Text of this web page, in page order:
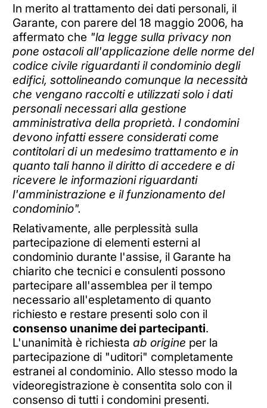
In merito al trattamento dei dati personali, il
Garante, con parere del 18 maggio 2006, ha
affermato che "la legge sulla privacy non
pone ostacoli all'applicazione delle norme del
codice civile riguardanti il condominio degli
edifici, sottolineando comunque la necessità
che vengano raccolti e utilizzati solo i dati
personali necessari alla gestione
amministrativa della proprietà. I condomini
devono infatti essere considerati come
contitolari di un medesimo trattamento e in
quanto tali hanno il diritto di accedere e di
ricevere le informazioni riguardanti
l'amministrazione e il funzionamento del
condominio".
Relativamente, alle perplessità sulla
partecipazione di elementi esterni al
condominio durante l'assise, il Garante ha
chiarito che tecnici e consulenti possono
partecipare all'assemblea per il tempo
necessario all'espletamento di quanto
richiesto e restare presenti solo con il
consenso unanime dei partecipanti.
L'unanimità è richiesta ab origine per la
partecipazione di "uditori" completamente
estranei al condominio. Allo stesso modo la
videoregistrazione è consentita solo con il
consenso di tutti i condomini presenti.